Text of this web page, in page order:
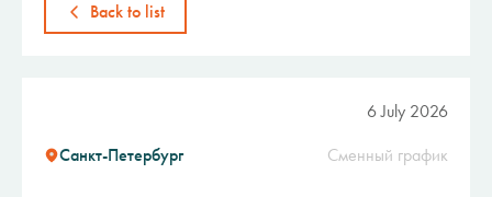
Back to list
6 July 2026
Санкт-Петербург Сменный график